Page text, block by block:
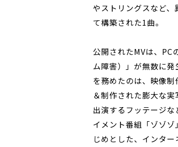
やストリングスなど
て構築された1曲。
公開されたMVは、
ム障害）」が無数に
を務めたのは、映像
＆制作された膨大な
出演するフッテージ
イメント番組「ゾゾ
じめとした、インタ